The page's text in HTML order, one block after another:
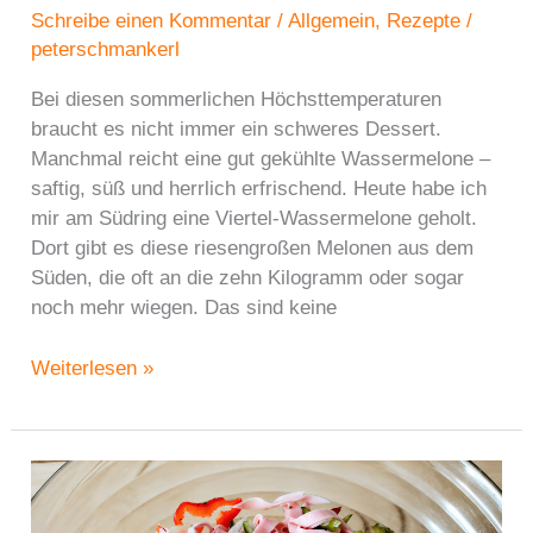
Schreibe einen Kommentar /Allgemein, Rezepte /
peterschmankerl
Bei diesen sommerlichen Höchsttemperaturen
braucht es nicht immer ein schweres Dessert.
Manchmal reicht eine gut gekühlte Wassermelone –
saftig, süß und herrlich erfrischend. Heute habe ich
mir am Südring eine Viertel-Wassermelone geholt.
Dort gibt es diese riesengroßen Melonen aus dem
Süden, die oft an die zehn Kilogramm oder sogar
noch mehr wiegen. Das sind keine
Wassermelone
die
süßeste
Erfrischung
des
Weiterlesen »